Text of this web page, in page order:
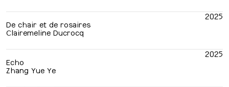
2025
De chair et de rosaires
Clairemeline Ducrocq
2025
Echo
Zhang Yue Ye